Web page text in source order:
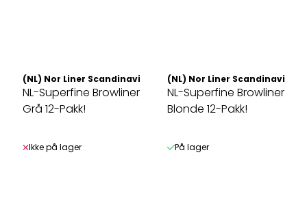
(NL) Nor Liner Scandinavia AS
NL-Superfine Browliner
Grå 12-Pakk!
Ikke på lager
(NL) Nor Liner Scandinavia AS
NL-Superfine Browliner
Blonde 12-Pakk!
På lager